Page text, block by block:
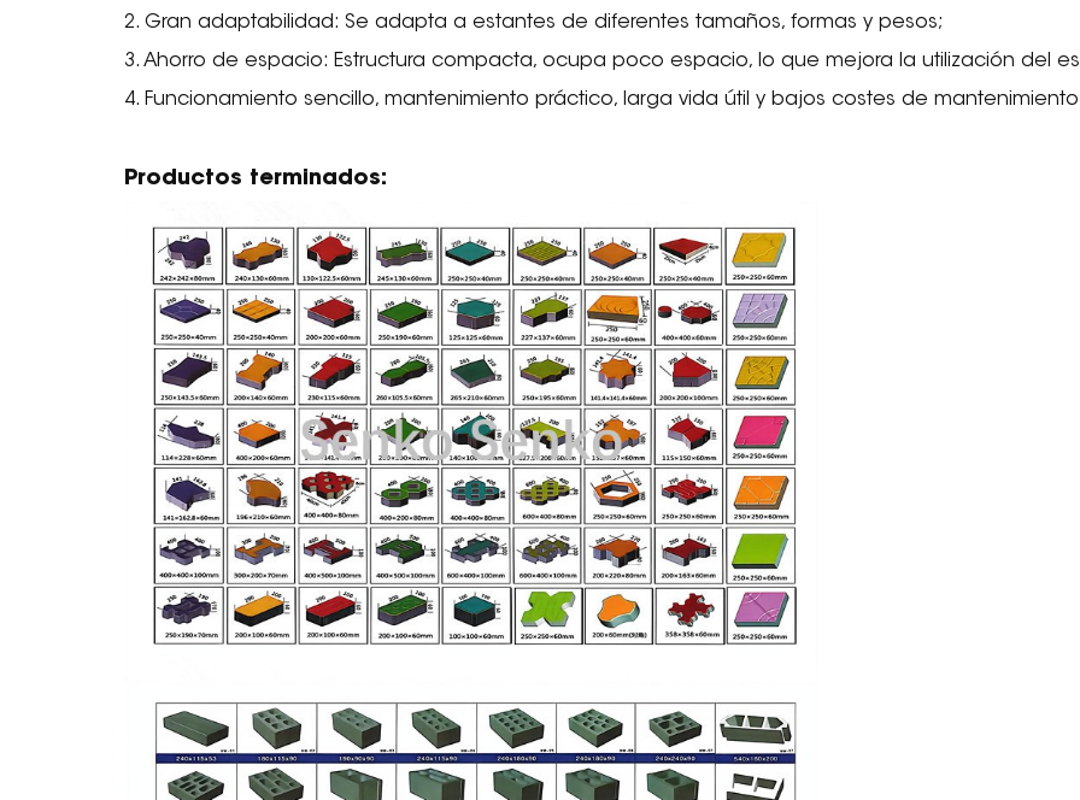
2. Gran adaptabilidad: Se adapta a estantes de diferentes tamaños, formas y pesos;
3. Ahorro de espacio: Estructura compacta, ocupa poco espacio, lo que mejora la utilización del
4. Funcionamiento sencillo, mantenimiento práctico, larga vida útil y bajos costes de
Productos terminados: